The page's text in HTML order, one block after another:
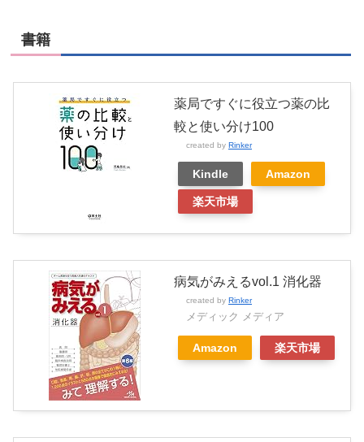
書籍
薬局ですぐに役立つ薬の比
較と使い分け100
created by Rinker
Kindle Amazon
楽天市場
病気がみえるvol.1 消化器
created by Rinker
メディック メディア
Amazon 楽天市場